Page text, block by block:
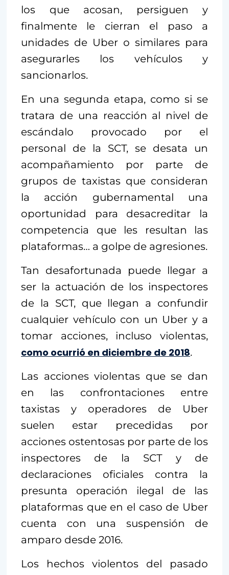
los que acosan, persiguen y
finalmente le cierran el paso a
unidades de Uber o similares para
asegurarles los vehículos y
sancionarlos.
En una segunda etapa, como si se
tratara de una reacción al nivel de
escándalo provocado por el
personal de la SCT, se desata un
acompañamiento por parte de
grupos de taxistas que consideran
la acción gubernamental una
oportunidad para desacreditar la
competencia que les resultan las
plataformas… a golpe de agresiones.
Tan desafortunada puede llegar a
ser la actuación de los inspectores
de la SCT, que llegan a confundir
cualquier vehículo con un Uber y a
tomar acciones, incluso violentas,
como ocurrió en diciembre de 2018.
Las acciones violentas que se dan
en las confrontaciones entre
taxistas y operadores de Uber
suelen estar precedidas por
acciones ostentosas por parte de los
inspectores de la SCT y de
declaraciones oficiales contra la
presunta operación ilegal de las
plataformas que en el caso de Uber
cuenta con una suspensión de
amparo desde 2016.
Los hechos violentos del pasado